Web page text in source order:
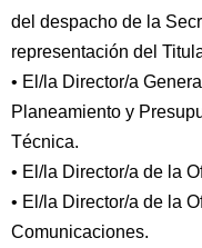
del despacho de la
representación del
• El/la Director/a
Planeamiento y
Técnica.
• El/la Director/a de la
• El/la Director/a de la
Comunicaciones.